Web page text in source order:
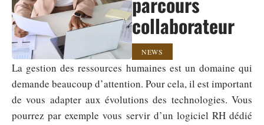
collaborateur
NEWS
La gestion des ressources humaines est un domaine qui
demande beaucoup d’attention. Pour cela, il est important
de vous adapter aux évolutions des technologies. Vous
pourrez par exemple vous servir d’un logiciel RH dédié